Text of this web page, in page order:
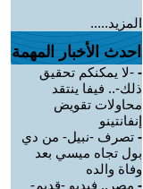
المزيد.....
احدث الأخبار المهمة
- -لا يمكنكم تحقيق
ذلك-.. فيفا ينتقد
محاولات تقويض
إنفانتينو
- تصرف -نبيل- من دي
بول تجاه ميسي بعد
وفاة والده
- مصر.. فيديو -قديم-